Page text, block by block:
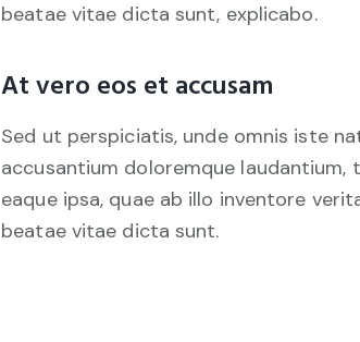
beatae vitae dicta sunt, explicabo.
At vero eos et accusam
Sed ut perspiciatis, unde omnis iste
accusantium doloremque laudantium,
eaque ipsa, quae ab illo inventore
beatae vitae dicta sunt.